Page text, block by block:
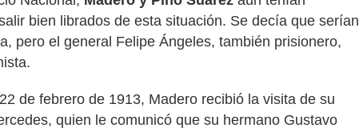
bien librados de esta situación. Se decía que serían
pero el general Felipe Ángeles, también prisionero,
de febrero de 1913, Madero recibió la visita de su
quien le comunicó que su hermano Gustavo